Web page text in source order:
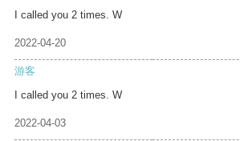
I called you 2 times. W
2022-04-20
游客
I called you 2 times. W
2022-04-03